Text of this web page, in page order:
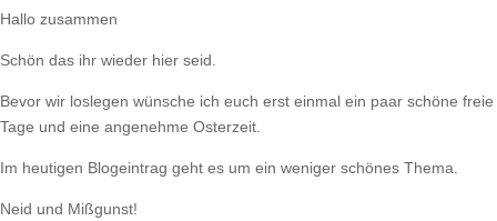
Hallo zusammen
Schön das ihr wieder hier seid.
Bevor wir loslegen wünsche ich euch erst einmal ein paar schöne freie
Tage und eine angenehme Osterzeit.
Im heutigen Blogeintrag geht es um ein weniger schönes Thema.
Neid und Mißgunst!